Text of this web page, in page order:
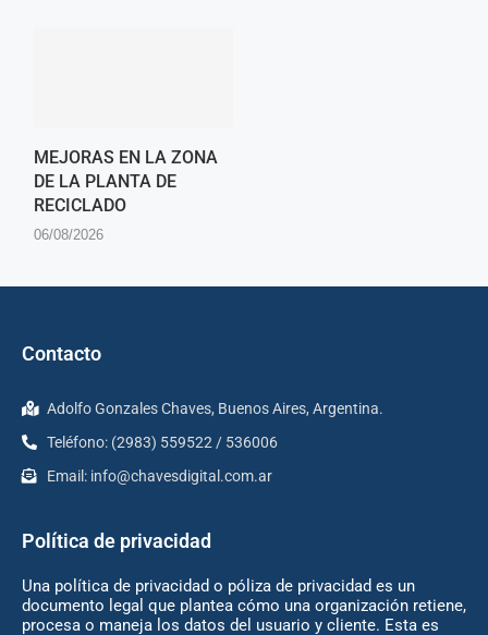
MEJORAS EN LA ZONA
DE LA PLANTA DE
RECICLADO
06/08/2026
Contacto
Adolfo Gonzales Chaves, Buenos Aires, Argentina.
Teléfono: (2983) 559522 / 536006
Email: info@chavesdigital.com.ar
Política de privacidad
Una política de privacidad o póliza de privacidad es un
documento legal que plantea cómo una organización retiene,
procesa o maneja los datos del usuario y cliente. Esta es